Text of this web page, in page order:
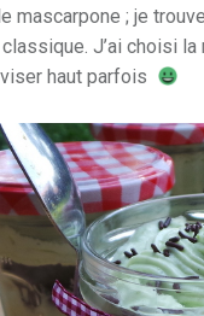
mascarpone ; je
classique. J’ai choisi
haut parfois